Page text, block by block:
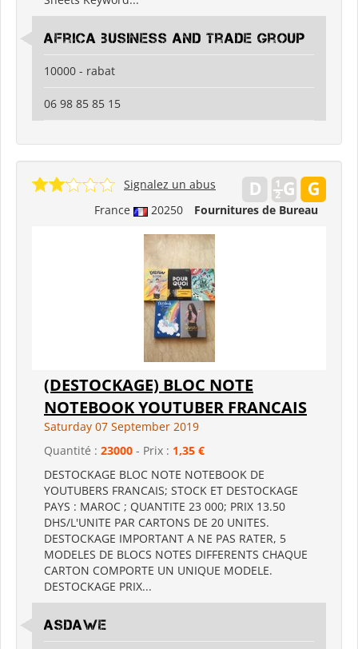
africa business and trade group
10000 - rabat
06 98 85 85 15
France 20250 Fournitures de Bureau
Signalez un abus
(DESTOCKAGE) BLOC NOTE
NOTEBOOK YOUTUBER FRANCAIS
Saturday 07 September 2019
Quantité : 23000 - Prix : 1,35 €
DESTOCKAGE BLOC NOTE NOTEBOOK DE
YOUTUBERS FRANCAIS; STOCK ET DESTOCKAGE
PAYS : MAROC ; QUANTITE 23 000; PRIX 13.50
DHS/L'UNITE PAR CARTONS DE 20 UNITES.
DESTOCKAGE IMPORTANT A NE PAS RATER, 5
MODELES DE BLOCS NOTES DIFFERENTS CHAQUE
CARTON COMPORTE UN UNIQUE MODELE.
DESTOCKAGE PRIX...
ASDAWE